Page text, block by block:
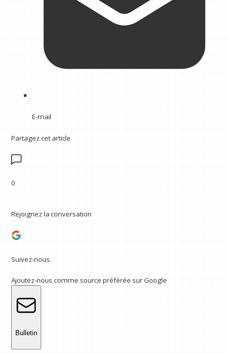
E-mail
Partagez cet article
0
Rejoignez la conversation
Suivez-nous
Ajoutez-nous comme source préférée sur Google
Bulletin